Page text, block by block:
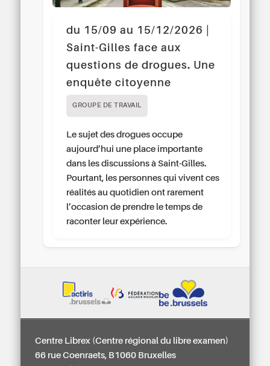
du 15/09 au 15/12/2026 |
Saint-Gilles face aux
questions de drogues. Une
enquête citoyenne
GROUPE DE TRAVAIL
Le sujet des drogues occupe
aujourd’hui une place importante
dans les discussions à Saint-Gilles.
Pourtant, les personnes qui vivent ces
réalités au quotidien ont rarement
l’occasion de prendre le temps de
raconter leur expérience.
Centre Librex (Centre régional du libre examen)
66 rue Coenraets, B1060 Bruxelles